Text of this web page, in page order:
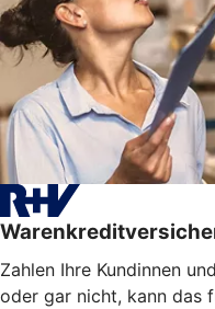
Zahlen Ihre Kundinnen
oder gar nicht, kann das